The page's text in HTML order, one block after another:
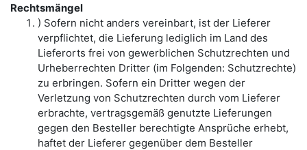
Rechtsmängel
) Sofern nicht anders vereinbart, ist der Lieferer
verpflichtet, die Lieferung lediglich im Land des
Lieferorts frei von gewerblichen Schutzrechten und
Urheberrechten Dritter (im Folgenden: Schutzrechte)
zu erbringen. Sofern ein Dritter wegen der
Verletzung von Schutzrechten durch vom Lieferer
erbrachte, vertragsgemäß genutzte Lieferungen
gegen den Besteller berechtigte Ansprüche erhebt,
haftet der Lieferer gegenüber dem Besteller